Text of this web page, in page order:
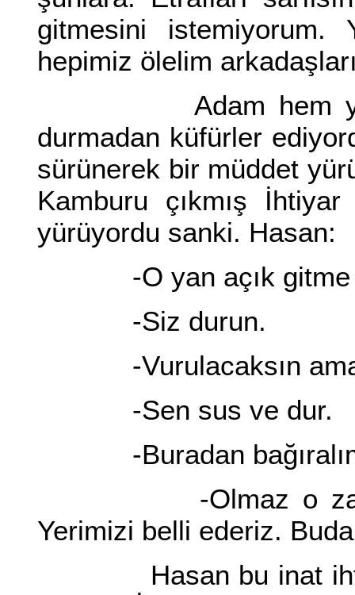
gitmesini istemiyorum.
hepimiz ölelim
Adam hem
durmadan küfürler
sürünerek bir müddet
Kamburu çıkmış
yürüyordu sanki. Hasan:
-O yan açık gitme
-Siz durun.
-Vurulacaksın
-Sen sus ve dur.
-Buradan
-Olmaz o zaman
Yerimizi belli ederiz.
Hasan bu inat